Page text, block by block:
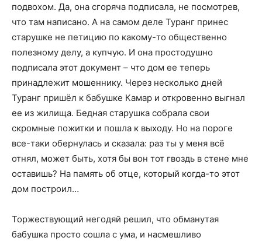
подвохом. Да, она сгоряча подписала, не посмотрев,
что там написано. А на самом деле Туранг принес
старушке не петицию по какому-то общественно
полезному делу, а купчую. И она простодушно
подписала этот документ – что дом ее теперь
принадлежит мошеннику. Через несколько дней
Туранг пришёл к бабушке Камар и откровенно выгнал
ее из жилища. Бедная старушка собрала свои
скромные пожитки и пошла к выходу. Но на пороге
все-таки обернулась и сказала: раз ты у меня всё
отнял, может быть, хотя бы вон тот гвоздь в стене мне
оставишь? На память об отце, который когда-то этот
дом построил…
Торжествующий негодяй решил, что обманутая
бабушка просто сошла с ума, и насмешливо